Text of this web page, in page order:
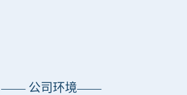
—— 公司环境——